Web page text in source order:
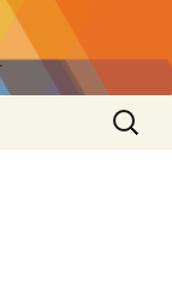
Caută
după: